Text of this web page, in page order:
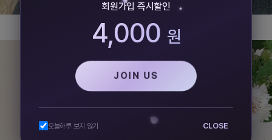
회원가입 즉시할인
4,000 원
JOIN US
오늘하루 보지 않기 CLOSE